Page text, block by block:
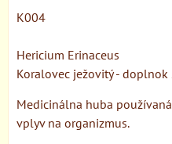
K004
Hericium Erinaceus
Koralovec ježovitý - doplnok
Medicinálna huba
vplyv na organizmus.